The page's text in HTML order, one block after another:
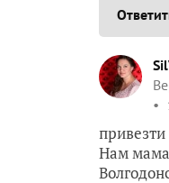
Нам мама